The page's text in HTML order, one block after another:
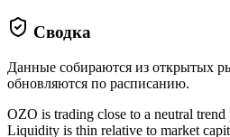
Сводка
Данные собираются из открытых
обновляются по расписанию.
OZO is trading close to a neutral trend
Liquidity is thin relative to market